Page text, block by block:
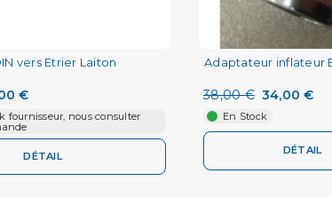
vers Etrier Laiton
€
fournisseur, nous consulter
DÉTAIL
Adaptateur inflateur
38,00 € 34,00 €
En Stock
DÉTAIL